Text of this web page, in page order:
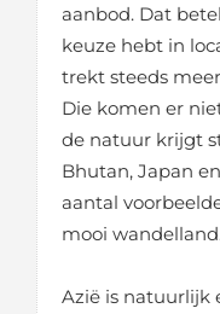
aanbod. Dat
keuze hebt in
trekt steeds
Die komen er
de natuur krijgt
Bhutan, Japan
aantal
mooi
Azië is natuurlijk